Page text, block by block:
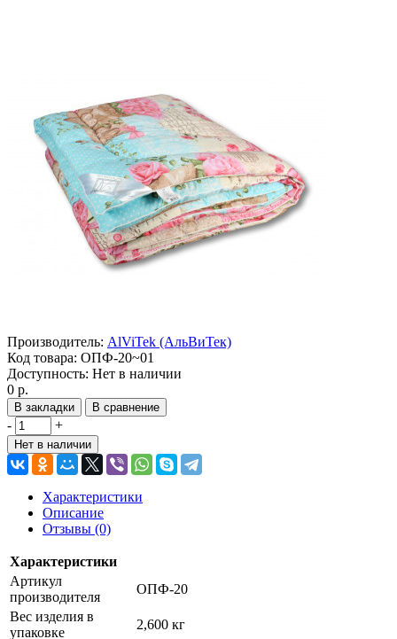
Производитель: AlViTek (АльВиТек)
Код товара: ОПФ-20~01
Доступность: Нет в наличии
0 р.
В закладки В сравнение
- +
Нет в наличии
Характеристики
Описание
Отзывы (0)
Характеристики
Артикул
производителя
ОПФ-20
Вес изделия в
упаковке
2,600 кг